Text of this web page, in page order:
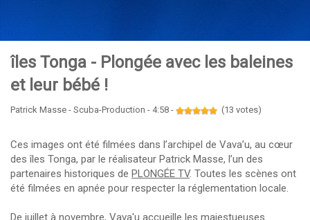
îles Tonga - Plongée avec les baleines
et leur bébé !
Patrick Masse - Scuba-Production - 4:58 - (13 votes)
Ces images ont été filmées dans l’archipel de Vava’u, au cœur
des îles Tonga, par le réalisateur Patrick Masse, l’un des
partenaires historiques de PLONGÉE TV. Toutes les scènes ont
été filmées en apnée pour respecter la réglementation locale.
De juillet à novembre, Vava'u accueille les majestueuses